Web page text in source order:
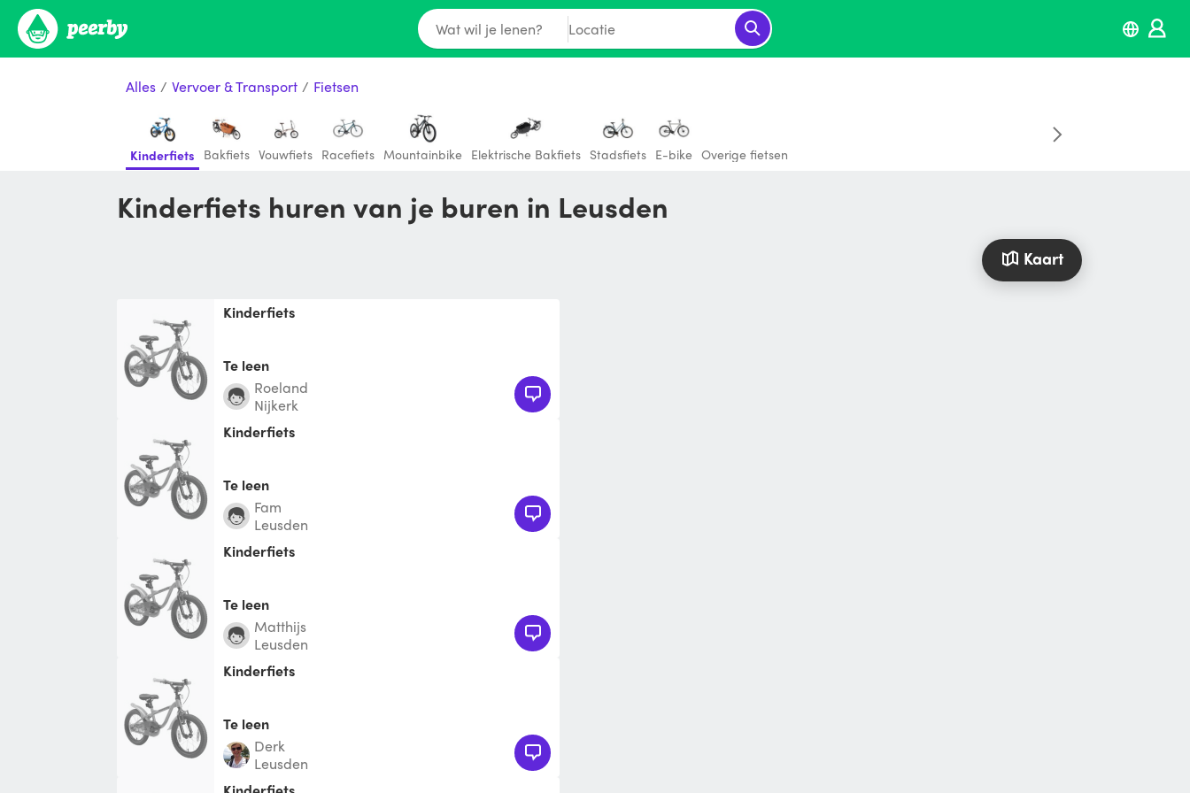
Wat wil je lenen? Locatie
Alles / Vervoer & Transport / Fietsen
Kinderfiets Bakfiets Vouwfiets Racefiets Mountainbike Elektrische Bakfiets Stadsfiets E-bike Overige fietsen
Kinderfiets huren van je buren in Leusden
Kaart
Kinderfiets
Te leen
Roeland
Nijkerk
Kinderfiets
Te leen
Fam
Leusden
Kinderfiets
Te leen
Matthijs
Leusden
Kinderfiets
Te leen
Derk
Leusden